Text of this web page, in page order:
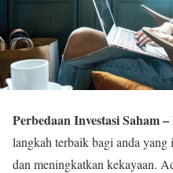
Perbedaan Investasi Saham –
langkah terbaik bagi anda
dan meningkatkan kekayaan.